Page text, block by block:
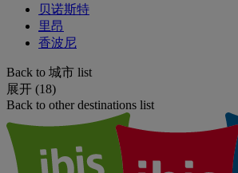
贝诺斯特
里昂
香波尼
Back to 城市 list
展开 (18)
Back to other destinations list